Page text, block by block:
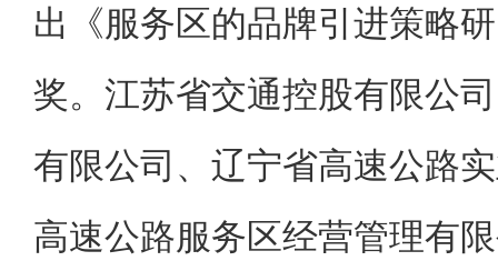
出《服务区的品牌引进策略
奖。江苏省交通控股有限公
有限公司、辽宁省高速公路
高速公路服务区经营管理有